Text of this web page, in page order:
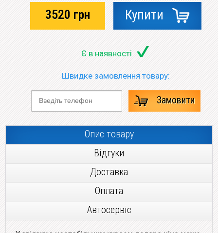
3520 грн Купити
Є в наявності
Швидке замовлення товару:
Замовити
Опис товару
Відгуки
Доставка
Оплата
Автосервіс